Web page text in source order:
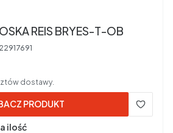
REIS BRYES-T-OB
dostawy.
PRODUKT
ilość